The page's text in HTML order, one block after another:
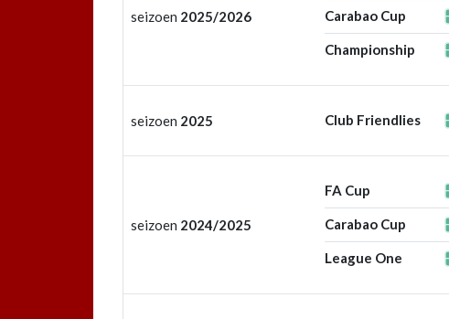
seizoen 2025/2026 Carabao Cup
Championship
seizoen 2025 Club Friendlies
seizoen 2024/2025
FA Cup
Carabao Cup
League One